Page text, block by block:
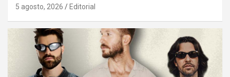
5 agosto, 2026 Editorial